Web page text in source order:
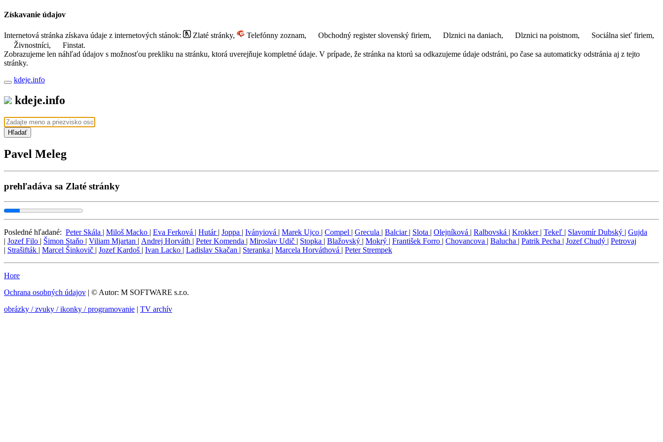
Získavanie údajov
Internetová stránka získava údaje z internetových stánok: Zlaté stránky, Telefónny zoznam, Obchodný register slovenský firiem, Dlznici na daniach, Dlznici na poistnom,
Sociálna sieť firiem,
Živnostníci,
Finstat.
Zobrazujeme len náhľad údajov s možnosťou prekliku na stránku, ktorá uverejňuje kompletné údaje. V prípade, že stránka na ktorú sa odkazujeme údaje odstráni, po čase sa automaticky odstránia aj z tejto
stránky.
kdeje.info
kdeje.info
Hľadať
Pavel Meleg
prehľadáva sa Zlaté stránky
Posledné hľadané: Peter Skála | Miloš Macko | Eva Ferková | Hutár | Joppa | Iványiová | Marek Ujco | Compel | Grecula | Balciar | Slota | Olejníková | Ralbovská | Krokker | Tekeľ | Slavomír Dubský | Gujda
| Jozef Filo | Šimon Staňo | Viliam Mjartan | Andrej Horváth | Peter Komenda | Miroslav Udič | Stopka | Blažovský | Mokrý | František Forro | Chovancova | Balucha | Patrik Pecha | Jozef Chudý | Petrovaj
| Strašifták | Marcel Šinkovič | Jozef Kardoš | Ivan Lacko | Ladislav Skačan | Steranka | Marcela Horváthová | Peter Strempek
Hore
Ochrana osobných údajov | © Autor: M SOFTWARE s.r.o.
obrázky / zvuky / ikonky / programovanie | TV archív